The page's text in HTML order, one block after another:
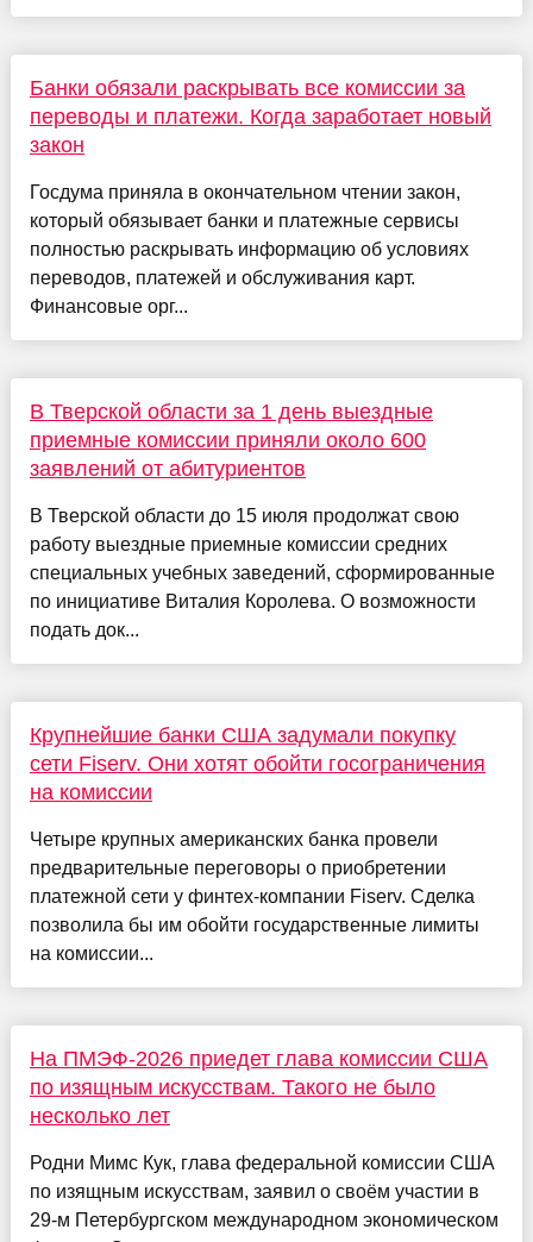
Банки обязали раскрывать все комиссии за
переводы и платежи. Когда заработает новый
закон
Госдума приняла в окончательном чтении закон,
который обязывает банки и платежные сервисы
полностью раскрывать информацию об условиях
переводов, платежей и обслуживания карт.
Финансовые орг...
В Тверской области за 1 день выездные
приемные комиссии приняли около 600
заявлений от абитуриентов
В Тверской области до 15 июля продолжат свою
работу выездные приемные комиссии средних
специальных учебных заведений, сформированные
по инициативе Виталия Королева. О возможности
подать док...
Крупнейшие банки США задумали покупку
сети Fiserv. Они хотят обойти госограничения
на комиссии
Четыре крупных американских банка провели
предварительные переговоры о приобретении
платежной сети у финтех-компании Fiserv. Сделка
позволила бы им обойти государственные лимиты
на комиссии...
На ПМЭФ-2026 приедет глава комиссии США
по изящным искусствам. Такого не было
несколько лет
Родни Мимс Кук, глава федеральной комиссии США
по изящным искусствам, заявил о своём участии в
29-м Петербургском международном экономическом